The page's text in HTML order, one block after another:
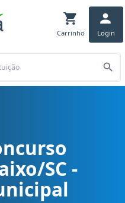
Carrinho Login
SC - Prefeitura Municipal
SC -